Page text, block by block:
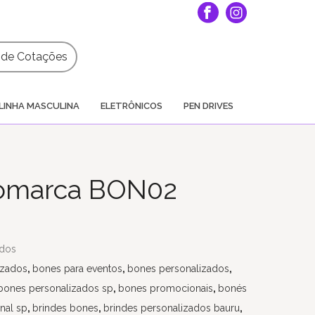
Cotações
MASCULINA ELETRÔNICOS PEN DRIVES
BON02
, bones para eventos, bones personalizados,
personalizados sp, bones promocionais, bonés
sp, brindes bones, brindes personalizados bauru,